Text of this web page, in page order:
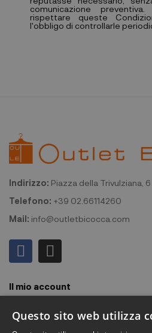
comunicazione
rispettare queste
l'obbligo di controllarle
Indirizzo: Piazza della Trivulziana,
Telefono: +39 02.66114260
Mail: info@outletbicocca.com
Il mio account
Outlet Bicocca
Questo sito web utilizza